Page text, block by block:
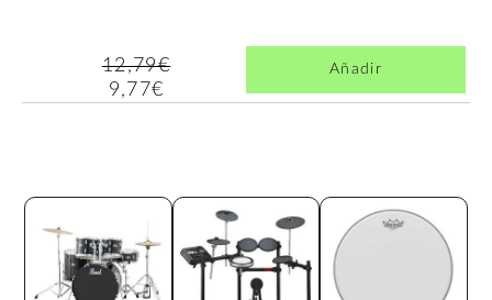
12,79€
9,77€
Añadir